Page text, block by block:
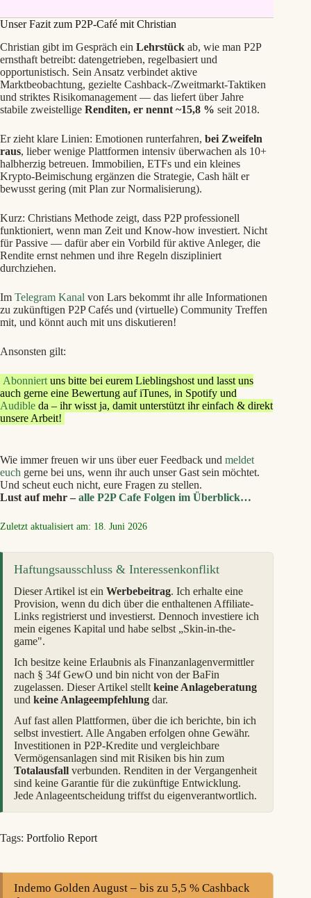
Unser Fazit zum P2P‑Café mit Christian
Christian gibt im Gespräch ein Lehrstück ab, wie man P2P
ernsthaft betreibt: datengetrieben, regelbasiert und
opportunistisch. Sein Ansatz verbindet aktive
Marktbeobachtung, gezielte Cashback‑/Zweitmarkt‑Taktiken
und striktes Risikomanagement — das liefert über Jahre
stabile zweistellige Renditen, er nennt ~15,8 % seit 2018.
Er zieht klare Linien: Emotionen runterfahren, bei Zweifeln
raus, lieber wenige Plattformen intensiv überwachen als 10+
halbherzig betreuen. Immobilien, ETFs und ein kleines
Krypto‑Beimischung ergänzen die Strategie, Cash hält er
bewusst gering (mit Plan zur Normalisierung).
Kurz: Christians Methode zeigt, dass P2P professionell
funktioniert, wenn man Zeit und Know‑how investiert. Nicht
für Passive — dafür aber ein Vorbild für aktive Anleger, die
Rendite ernst nehmen und ihre Regeln diszipliniert
durchziehen.
Im Telegram Kanal von Lars bekommt ihr alle Informationen
zu zukünftigen P2P Cafés und (virtuelle) Community Treffen
mit, und könnt auch mit uns diskutieren!
Ansonsten gilt:
Abonniert uns bitte bei eurem Lieblingshost und lasst uns
auch gerne eine Bewertung auf iTunes, in Spotify und
Audible da – ihr wisst ja, damit unterstützt ihr einfach & direkt
unsere Arbeit!
Wie immer freuen wir uns über euer Feedback und meldet
euch gerne bei uns, wenn ihr auch unser Gast sein möchtet.
Und scheut euch nicht, eure Fragen zu stellen.
Lust auf mehr –alle P2P Cafe Folgen im Überblick…
Zuletzt aktualisiert am: 18. Juni 2026
Haftungsausschluss & Interessenkonflikt
Dieser Artikel ist ein Werbebeitrag. Ich erhalte eine
Provision, wenn du dich über die enthaltenen Affiliate-
Links registrierst und investierst. Dennoch investiere ich
mein eigenes Kapital und habe selbst „Skin-in-the-
game".
Ich besitze keine Erlaubnis als Finanzanlagenvermittler
nach § 34f GewO und bin nicht von der BaFin
zugelassen. Dieser Artikel stellt keine Anlageberatung
und keine Anlageempfehlung dar.
Auf fast allen Plattformen, über die ich berichte, bin ich
selbst investiert. Alle Angaben erfolgen ohne Gewähr.
Investitionen in P2P-Kredite und vergleichbare
Vermögensanlagen sind mit Risiken bis hin zum
Totalausfall verbunden. Renditen in der Vergangenheit
sind keine Garantie für die zukünftige Entwicklung.
Jede Anlageentscheidung triffst du eigenverantwortlich.
Tags: Portfolio Report
Indemo Golden August – bis zu 5,5 % Cashback